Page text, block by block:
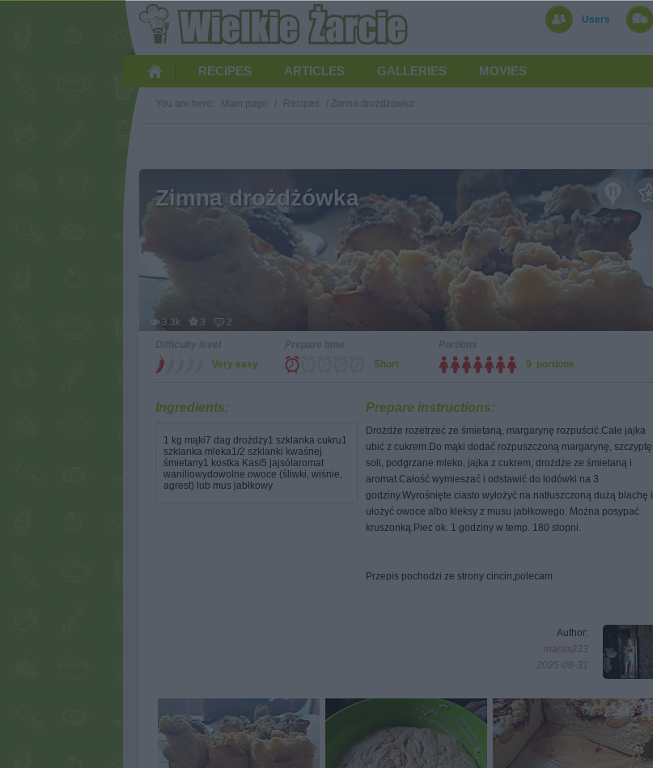
Users
RECIPES ARTICLES GALLERIES MOVIES
You are here: Main page / Recipes / Zimna drożdżówka
Zimna drożdżówka
3.3k 3
2
Very easy
Short
9 portions
Ingredients:
1 kg mąki7 dag drożdży1 szklanka cukru1
szklanka mleka1/2 szklanki kwaśnej
śmietany1 kostka Kasi5 jajsólaromat
waniliowydowolne owoce (śliwki, wiśnie,
agrest) lub mus jabłkowy
Prepare instructions:
Drożdże rozetrzeć ze śmietaną, margarynę rozpuścić.Całe jajka
ubić z cukrem.Do mąki dodać rozpuszczoną margarynę, szczyptę
soli, podgrzane mleko, jajka z cukrem, drożdże ze śmietaną i
aromat.Całość wymieszać i odstawić do lodówki na 3
godziny.Wyrośnięte ciasto wyłożyć na natłuszczoną dużą blachę i
ułożyć owoce albo kleksy z musu jabłkowego. Można posypać
kruszonką.Piec ok. 1 godziny w temp. 180 stopni.
Przepis pochodzi ze strony cincin,polecam
Author:
mania233
2025-08-31